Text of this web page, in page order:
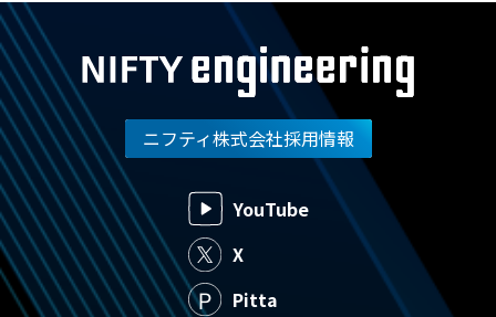
ニフティ株式会社採用情報
YouTube
X
Pitta